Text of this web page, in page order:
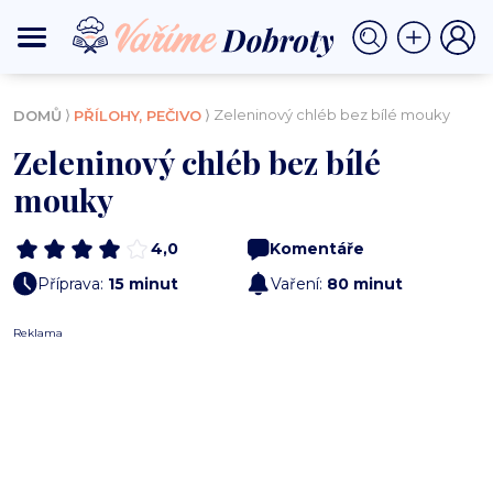
DOMŮ ⟩ PŘÍLOHY, PEČIVO ⟩ Zeleninový chléb bez bílé mouky
Zeleninový chléb bez bílé
mouky
4,0
Komentáře
Příprava: 15 minut Vaření: 80 minut
Reklama